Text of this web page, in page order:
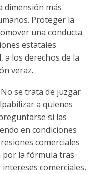
dimensión más
Proteger la
una conducta
estatales
a los derechos de la
veraz.
se trata de juzgar
a quienes
si las
en condiciones
comerciales
por la fórmula tras
comerciales,